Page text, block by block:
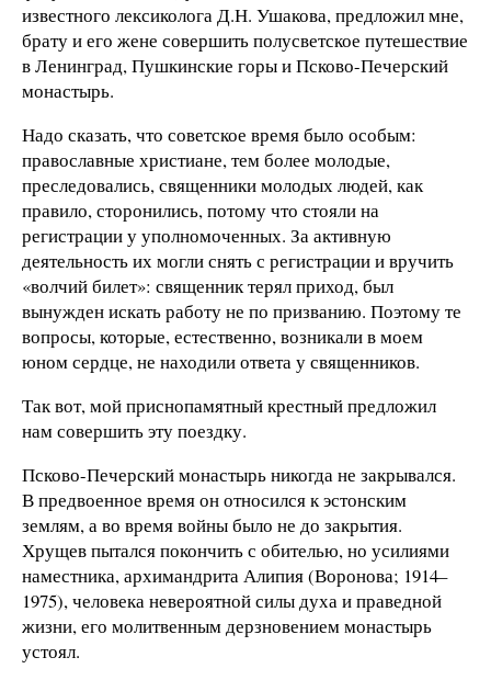
известного лексиколога Д.Н. Ушакова, предложил мне,
брату и его жене совершить полусветское путешествие
в Ленинград, Пушкинские горы и Псково-Печерский
монастырь.
Надо сказать, что советское время было особым:
православные христиане, тем более молодые,
преследовались, священники молодых людей, как
правило, сторонились, потому что стояли на
регистрации у уполномоченных. За активную
деятельность их могли снять с регистрации и вручить
«волчий билет»: священник терял приход, был
вынужден искать работу не по призванию. Поэтому те
вопросы, которые, естественно, возникали в моем
юном сердце, не находили ответа у священников.
Так вот, мой приснопамятный крестный предложил
нам совершить эту поездку.
Псково-Печерский монастырь никогда не закрывался.
В предвоенное время он относился к эстонским
землям, а во время войны было не до закрытия.
Хрущев пытался покончить с обителью, но усилиями
наместника, архимандрита Алипия (Воронова; 1914–
1975), человека невероятной силы духа и праведной
жизни, его молитвенным дерзновением монастырь
устоял.